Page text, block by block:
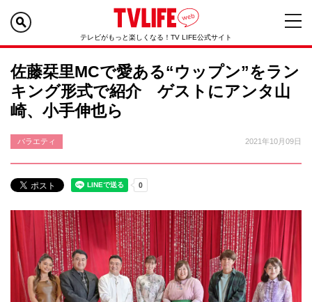
テレビがもっと楽しくなる！TV LIFE公式サイト
佐藤栞里MCで愛ある“ウップン”をラン
キング形式で紹介 ゲストにアンタ山
崎、小手伸也ら
バラエティ 2021年10月09日